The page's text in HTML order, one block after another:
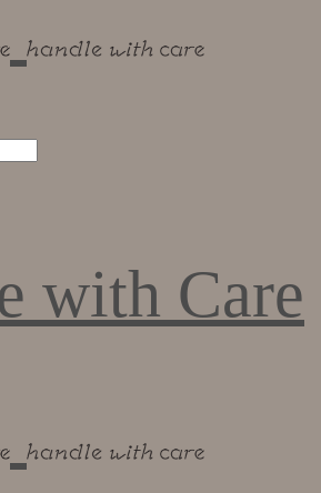
with Care